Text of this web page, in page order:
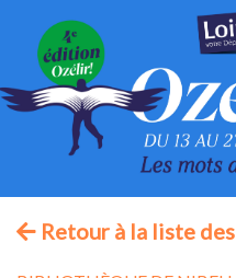
Retour à la liste